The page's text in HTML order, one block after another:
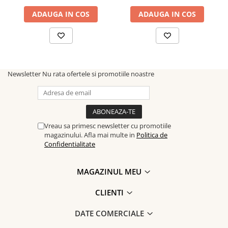
eleganță și rafinament!
ADAUGA IN COS ADAUGA IN COS
Newsletter Nu rata ofertele si promotiile noastre
Vreau sa primesc newsletter cu promotiile
magazinului. Afla mai multe in Politica de
Confidentialitate
MAGAZINUL MEU
CLIENTI
DATE COMERCIALE